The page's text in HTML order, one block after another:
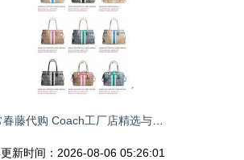
更新时间：2026-08-06 05:26:01